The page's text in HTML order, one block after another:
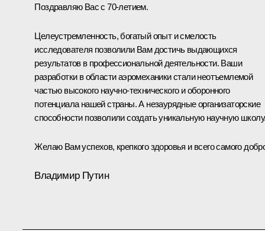
Поздравляю Вас с 70-летием.
Целеустремленность, богатый опыт и смелость
исследователя позволили Вам достичь выдающихся
результатов в профессиональной деятельности. Ваши
разработки в области аэромеханики стали неотъемлемой
частью высокого научно-технического и оборонного
потенциала нашей страны. А незаурядные организаторские
способности позволили создать уникальную научную
Желаю Вам успехов, крепкого здоровья и всего самого
Владимир Путин